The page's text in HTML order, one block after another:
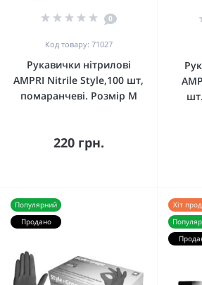
0
Код товару: 71027
Рукавички нітрилові
AMPRI Nitrile Style,100 шт,
помаранчеві. Розмір М
220 грн.
Популярний
Продано
Хіт